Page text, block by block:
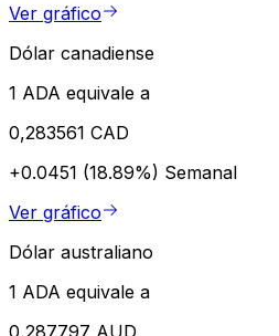
Ver gráfico
Dólar canadiense
1 ADA equivale a
0,283561 CAD
+0.0451 (18.89%) Semanal
Ver gráfico
Dólar australiano
1 ADA equivale a
0,287797 AUD